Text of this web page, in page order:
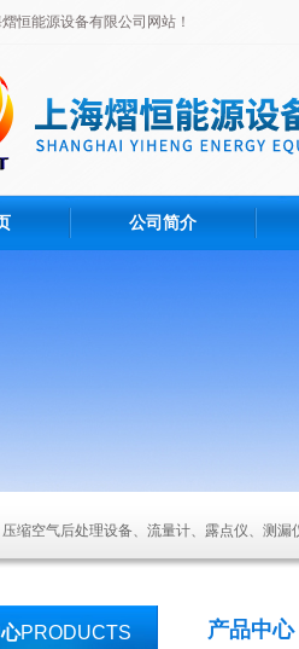
恒能源设备有限公司网站！
公司简介
压缩空气后处理设备、流量计、露点仪、测
PRODUCTS 产品中心